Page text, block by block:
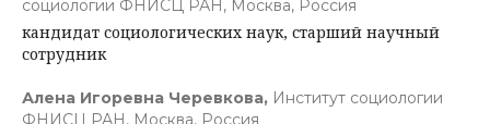
социологии ФНИСЦ РАН, Москва, Россия
кандидат социологических наук, старший научный
сотрудник
Алена Игоревна Черевкова, Институт социологии
ФНИСЦ РАН, Москва, Россия